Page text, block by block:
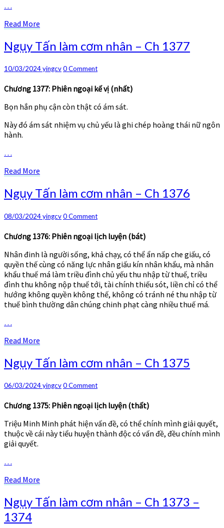
…
Read More
Ngụy
Tấn
cơm
nhân
–
Ch
1377
Ngụy Tấn làm cơm nhân – Ch 1377
10/03/2024yingcvComments
0 Comment
Chương 1377: Phiên ngoại kế vị (nhất)
Bọn hắn phụ cận còn thật có ám sát.
Này đó ám sát nhiệm vụ chủ yếu là ghi chép hoàng thái nữ ngôn
hành.
…
Read More
Ngụy
Tấn
cơm
–
Ch
1376
Ngụy Tấn làm cơm nhân – Ch 1376
08/03/2024yingcvComments
0 Comment
Chương 1376: Phiên ngoại lịch luyện (bát)
Nhân đinh là người sống, khả chạy, có thể ẩn nấp che giấu, có
quyền thế cùng có năng lực nhân giấu kín nhân khẩu, mà nhân
khẩu thuế má làm triều đình chủ yếu thu nhập từ thuế, triều
đình thu không nộp thuế tới, tài chính thiếu sót, liền chỉ có thể
hướng không quyền không thế, không có tránh né thu nhập từ
thuế bình thường dân chúng chinh phạt càng nhiều thuế má.
…
Read More
Ngụy
Tấn
cơm
–
Ch
1375
Ngụy Tấn làm cơm nhân – Ch 1375
06/03/2024yingcvComments
0 Comment
Chương 1375: Phiên ngoại lịch luyện (thất)
Triệu Minh Minh phát hiện vấn đề, có thể chính mình giải quyết,
thuộc về cái này tiểu huyện thành độc có vấn đề, đều chính mình
giải quyết.
…
Read More
Ngụy
Tấn
làm
Ngụy Tấn làm cơm nhân – Ch 1373 –
1374